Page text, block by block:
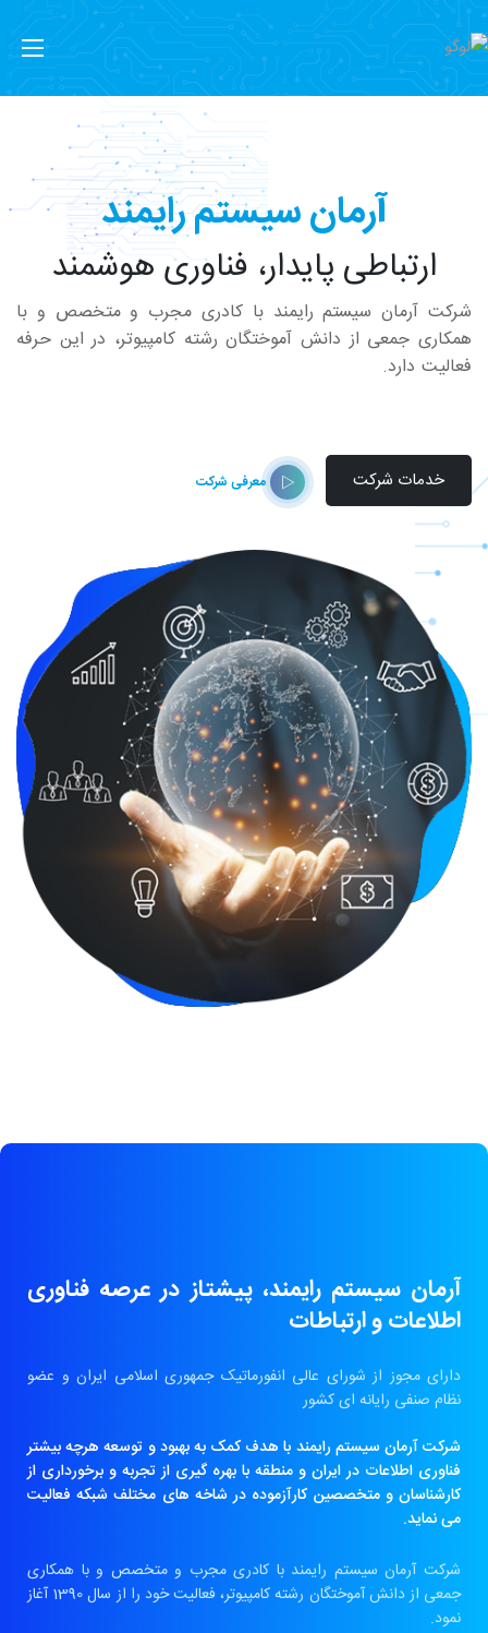
آرمان سیستم رایمند
ارتباطی پایدار، فناوری هوشمند
شرکت آرمان سیستم رایمند با کادری مجرب و متخصص و با
همکاری جمعی از دانش آموختگان رشته کامپیوتر، در این حرفه
فعالیت دارد.
خدمات شرکت معرفی شرکت
آرمان سیستم رایمند، پیشتاز در عرصه فناوری
اطلاعات و ارتباطات
دارای مجوز از شورای عالی انفورماتیک جمهوری اسلامی ایران و عضو
نظام صنفی رایانه ای کشور
شرکت آرمان سیستم رایمند با هدف کمک به بهبود و توسعه هرچه بیشتر
فناوری اطلاعات در ایران و منطقه با بهره گیری از تجربه و برخورداری از
کارشناسان و متخصصین کارآزموده در شاخه های مختلف شبکه فعالیت
می نماید.
شرکت آرمان سیستم رایمند با کادری مجرب و متخصص و با همکاری
جمعی از دانش آموختگان رشته کامپیوتر، فعالیت خود را از سال 1390 آغاز
نمود.